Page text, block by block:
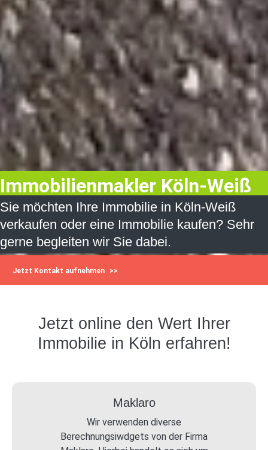
Immobilienmakler Köln-Weiß
Sie möchten Ihre Immobilie in Köln-Weiß
verkaufen oder eine Immobilie kaufen? Sehr
gerne begleiten wir Sie dabei.
Jetzt Kontakt aufnehmen
Jetzt online den Wert Ihrer
Immobilie in Köln erfahren!
Maklaro
Wir verwenden diverse
Berechnungsiwdgets von der Firma